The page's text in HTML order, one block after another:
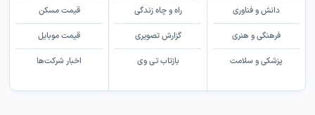
دانش و فناوری
فرهنگی و هنری
پزشکی و سلامت
راه و چاه زندگی
گزارش تصویری
بازتاب تی وی
قیمت مسکن
قیمت موبایل
اخبار شرکت‌ها